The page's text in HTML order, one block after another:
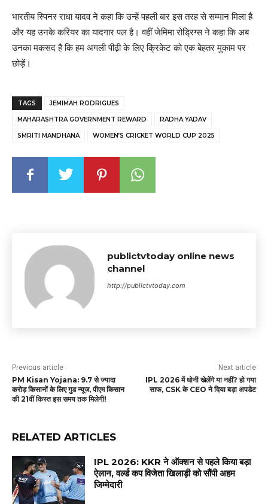
भारतीय स्पिनर राधा यादव ने कहा कि उन्हें पहली बार इस तरह से सम्मान मिला है
और यह उनके करियर का यादगार पल है। वहीं जेमिमा रोड्रिग्स ने कहा कि अब
उनका मकसद है कि हम अगली पीढ़ी के लिए क्रिकेट को एक बेहतर मुकाम पर
छोड़ें।
TAGS JEMIMAH RODRIGUES
MAHARASHTRA GOVERNMENT REWARD RADHA YADAV
SMRITI MANDHANA WOMEN’S CRICKET WORLD CUP 2025
publictvtoday online news
channel
http://publictvtoday.com
Previous article
PM Kisan Yojana: 9.7 से ज्यादा
करोड़ किसानों के लिए गुड न्यूज, पीएम किसान
की 21वीं किस्त इस समय तक मिलेगी!
Next article
IPL 2026 में धोनी खेलेंगे या नहीं? हो गया
साफ, CSK के CEO ने दिया बड़ा अपडेट
RELATED ARTICLES
IPL 2026: KKR ने ऑक्शन से पहले किया बड़ा
ऐलान, वर्ल्ड कप विजेता खिलाड़ी को सौंपी अहम
जिम्मेदारी